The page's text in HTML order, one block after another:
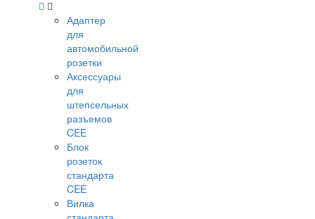
Адаптер
для
автомобильной
розетки
Аксессуары
для
штепсельных
разъемов
CEE
Блок
розеток
стандарта
CEE
Вилка